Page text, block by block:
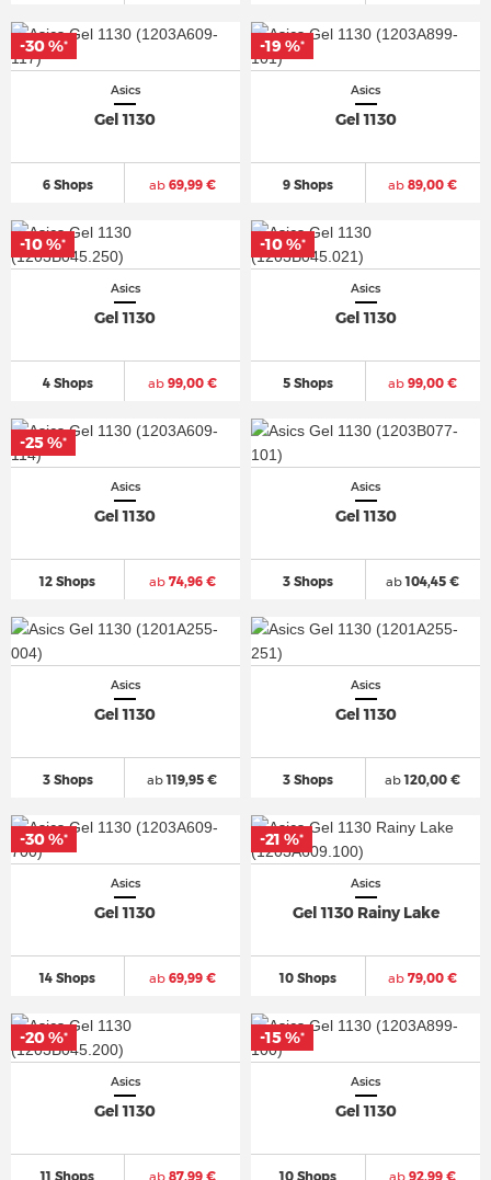
Asics
Gel 1130
6 Shops ab69,99 €
-30 %*
Asics
Gel 1130
9 Shops ab 89,00 €
-19 %*
Asics
Gel 1130
4 Shops ab99,00 €
-10 %*
Asics
Gel 1130
5 Shops ab 99,00 €
-10 %*
Asics
Gel 1130
12 Shops ab74,96 €
-25 %*
Asics
Gel 1130
3 Shops ab104,45 €
Asics
Gel 1130
3 Shops ab119,95 €
Asics
Gel 1130
3 Shops ab120,00 €
Asics
Gel 1130
14 Shops ab69,99 €
-30 %*
Asics
Gel 1130 Rainy Lake
10 Shops ab 79,00 €
-21 %*
Asics
Gel 1130
11 Shops ab87,99 €
-20 %*
Asics
Gel 1130
10 Shops ab 92,99 €
-15 %*